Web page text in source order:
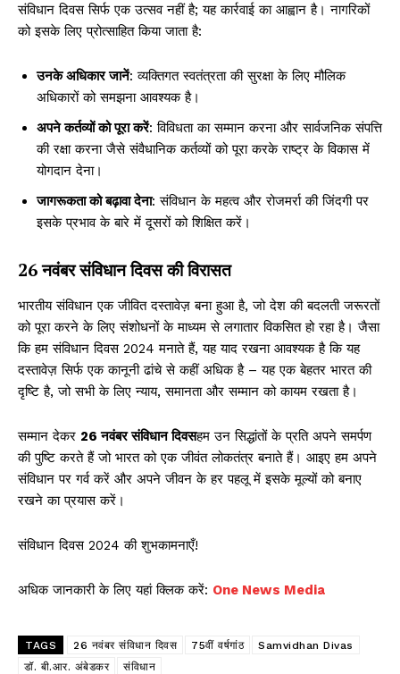
संविधान दिवस सिर्फ एक उत्सव नहीं है; यह कार्रवाई का आह्वान है। नागरिकों
को इसके लिए प्रोत्साहित किया जाता है:
उनके अधिकार जानें: व्यक्तिगत स्वतंत्रता की सुरक्षा के लिए मौलिक
अधिकारों को समझना आवश्यक है।
अपने कर्तव्यों को पूरा करें: विविधता का सम्मान करना और सार्वजनिक संपत्ति
की रक्षा करना जैसे संवैधानिक कर्तव्यों को पूरा करके राष्ट्र के विकास में
योगदान देना।
जागरूकता को बढ़ावा देना: संविधान के महत्व और रोजमर्रा की जिंदगी पर
इसके प्रभाव के बारे में दूसरों को शिक्षित करें।
26 नवंबर संविधान दिवस की विरासत
भारतीय संविधान एक जीवित दस्तावेज़ बना हुआ है, जो देश की बदलती जरूरतों
को पूरा करने के लिए संशोधनों के माध्यम से लगातार विकसित हो रहा है। जैसा
कि हम संविधान दिवस 2024 मनाते हैं, यह याद रखना आवश्यक है कि यह
दस्तावेज़ सिर्फ एक कानूनी ढांचे से कहीं अधिक है – यह एक बेहतर भारत की
दृष्टि है, जो सभी के लिए न्याय, समानता और सम्मान को कायम रखता है।
सम्मान देकर 26 नवंबर संविधान दिवसहम उन सिद्धांतों के प्रति अपने समर्पण
की पुष्टि करते हैं जो भारत को एक जीवंत लोकतंत्र बनाते हैं। आइए हम अपने
संविधान पर गर्व करें और अपने जीवन के हर पहलू में इसके मूल्यों को बनाए
रखने का प्रयास करें।
संविधान दिवस 2024 की शुभकामनाएँ!
अधिक जानकारी के लिए यहां क्लिक करें: One News Media
TAGS 26 नवंबर संविधान दिवस 75वीं वर्षगांठ
Samvidhan Divas
डॉ. बी.आर. अंबेडकर
संविधान